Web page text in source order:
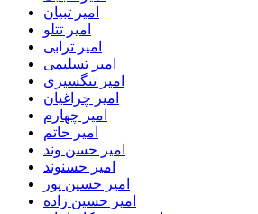
امیر تبیان
امیر تتلو
امیر ترابی
امیر تسلیمی
امیر تنگسیری
امیر چراغیان
امیر چهارم
امیر حاتم
امیر حسن وند
امیر حسنوند
امیر حسین پور
امیر حسین زاده